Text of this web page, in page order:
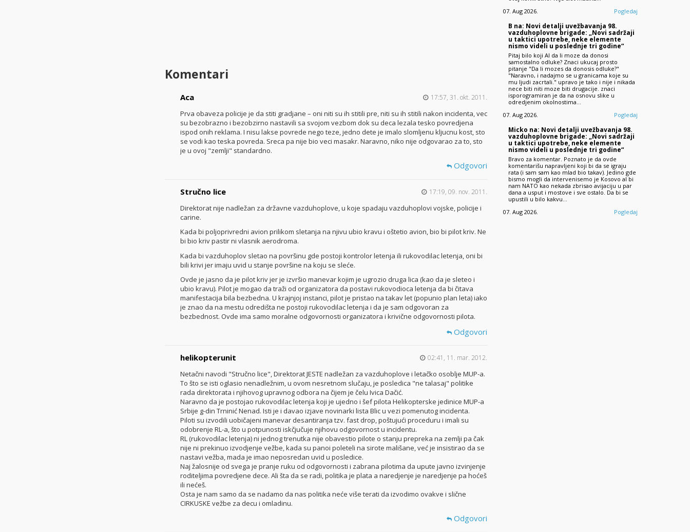
Komentari
Aca 17:57, 31. okt. 2011.
Prva obaveza policije je da stiti gradjane – oni niti su ih stitili pre, niti su ih stitili nakon incidenta, vec
su bezobrazno i bezobzirno nastavili sa svojom vezbom dok su deca lezala tesko povredjena
ispod onih reklama. I nisu lakse povrede nego teze, jedno dete je imalo slomljenu kljucnu kost, sto
se vodi kao teska povreda. Sreca pa nije bio veci masakr. Naravno, niko nije odgovarao za to, sto
je u ovoj "zemlji" standardno.
Odgovori
Stručno lice 17:19, 09. nov. 2011.
Direktorat nije nadležan za državne vazduhoplove, u koje spadaju vazduhoplovi vojske, policije i
carine.
Kada bi poljoprivredni avion prilikom sletanja na njivu ubio kravu i oštetio avion, bio bi pilot kriv. Ne
bi bio kriv pastir ni vlasnik aerodroma.
Kada bi vazduhoplov sletao na površinu gde postoji kontrolor letenja ili rukovodilac letenja, oni bi
bili krivi jer imaju uvid u stanje površine na koju se sleće.
Ovde je jasno da je pilot kriv jer je izvršio manevar kojim je ugrozio druga lica (kao da je sleteo i
ubio kravu). Pilot je mogao da traži od organizatora da postavi rukovodioca letenja da bi čitava
manifestacija bila bezbedna. U krajnjoj instanci, pilot je pristao na takav let (popunio plan leta) iako
je znao da na mestu odredišta ne postoji rukovodilac letenja i da je sam odgovoran za
bezbednost. Ovde ima samo moralne odgovornosti organizatora i krivične odgovornosti pilota.
Odgovori
helikopterunit 02:41, 11. mar. 2012.
Netačni navodi "Stručno lice", Direktorat JESTE nadležan za vazduhoplove i letačko osoblje MUP-a.
To što se isti oglasio nenadležnim, u ovom nesretnom slučaju, je posledica "ne talasaj" politike
rada direktorata i njihovog upravnog odbora na čijem je čelu Ivica Dačić.
Naravno da je postojao rukovodilac letenja koji je ujedno i šef pilota Helikopterske jedinice MUP-a
Srbije g-din Trninić Nenad. Isti je i davao izjave novinarki lista Blic u vezi pomenutog incidenta.
Piloti su izvodili uobičajeni manevar desantiranja tzv. fast drop, poštujući proceduru i imali su
odobrenje RL-a, što u potpunosti iskčjučuje njihovu odgovornost u incidentu.
RL (rukovodilac letenja) ni jednog trenutka nije obavestio pilote o stanju prepreka na zemlji pa čak
nije ni prekinuo izvodjenje vežbe, kada su panoi poleteli na sirote mališane, već je insistirao da se
nastavi vežba, mada je imao neposredan uvid u posledice.
Naj žalosnije od svega je pranje ruku od odgovornosti i zabrana pilotima da upute javno izvinjenje
roditeljima povredjene dece. Ali šta da se radi, politika je plata a naredjenje je naredjenje pa hoćeš
ili nećeš.
Osta je nam samo da se nadamo da nas politika neće više terati da izvodimo ovakve i slične
CIRKUSKE vežbe za decu i omladinu.
Odgovori
07. Aug 2026.
Pogledaj
B na: Novi detalji uvežbavanja 98.
vazduhoplovne brigade: „Novi sadržaji
u taktici upotrebe, neke elemente
nismo videli u poslednje tri godine“
Pitaj bilo koji AI da li moze da donosi
samostalno odluke? Znaci ukucaj prosto
pitanje "Da li mozes da donosis odluke?"
"Naravno, i nadajmo se u granicama koje su
mu ljudi zacrtali." upravo je tako i nije i nikada
nece biti niti moze biti drugacije. znaci
isporogramiran je da na osnovu slike u
odredjenim okolnostima…
07. Aug 2026.
Pogledaj
Micko na: Novi detalji uvežbavanja 98.
vazduhoplovne brigade: „Novi sadržaji
u taktici upotrebe, neke elemente
nismo videli u poslednje tri godine“
Bravo za komentar. Poznato je da ovde
komentarišu napravljeni koji bi da se igraju
rata (i sam sam kao mlad bio takav). Jedino gde
bismo mogli da intervenisemo je Kosovo al bi
nam NATO kao nekada zbrisao avijaciju u par
dana a usput i mostove i sve ostalo. Da bi se
upustili u bilo kakvu…
07. Aug 2026.
Pogledaj